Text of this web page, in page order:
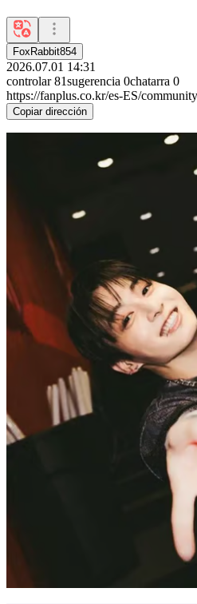
FoxRabbit854
2026.07.01 14:31
controlar 81sugerencia 0chatarra 0
https://fanplus.co.kr/es-ES/
Copiar dirección